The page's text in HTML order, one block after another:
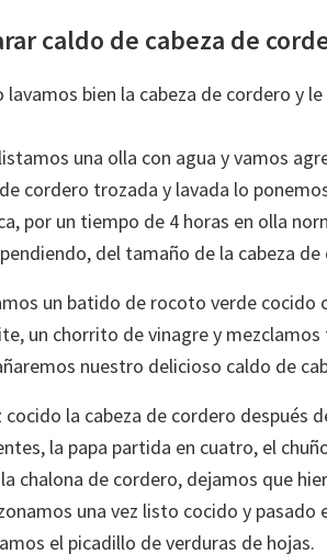
caldo de cabeza de
lavamos bien la cabeza de cordero y
una olla con agua y vamos
cordero trozada y lavada lo
por un tiempo de 4 horas en olla
del tamaño de la cabeza de
un batido de rocoto verde cocido
un chorrito de vinagre y
nuestro delicioso caldo de
cocido la cabeza de cordero después
la papa partida en cuatro, el
chalona de cordero, dejamos que
una vez listo cocido y
el picadillo de verduras de hojas.